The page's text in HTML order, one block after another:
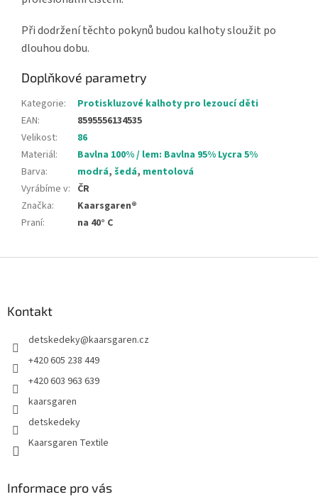
Při dodržení těchto pokynů budou kalhoty sloužit po
dlouhou dobu.
Doplňkové parametry
Kategorie:
Protiskluzové kalhoty pro lezoucí děti
EAN:
8595556134535
Velikost:
86
Materiál:
Bavlna 100% / lem: Bavlna 95% Lycra 5%
Barva: modrá, šedá, mentolová
Vyrábíme v: ČR
Značka:
Kaarsgaren®
Praní: na 40° C
Kontakt
detskedeky@kaarsgaren.cz
+420 605 238 449
+420 603 963 639
kaarsgaren
detskedeky
Kaarsgaren Textile
Informace pro vás